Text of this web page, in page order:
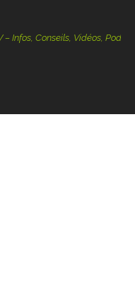
Vidéos, Podcasts – 100